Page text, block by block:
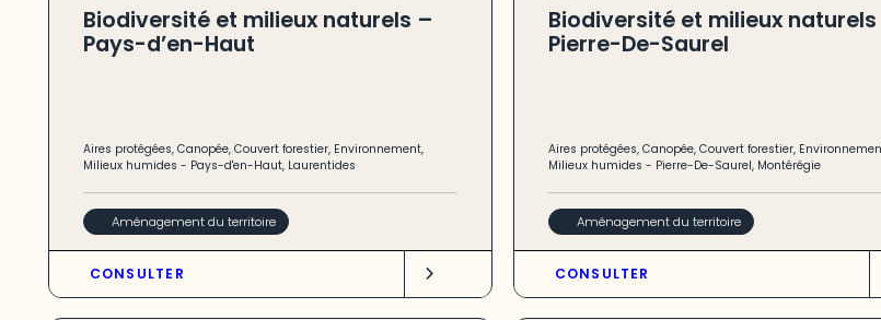
Biodiversité et milieux naturels –
Pays-d’en-Haut
Aires protégées, Canopée, Couvert forestier, Environnement,
Milieux humides - Pays-d'en-Haut, Laurentides
Aménagement du territoire
CONSULTER
Biodiversité et milieux
Pierre-De-Saurel
Aires protégées, Canopée, Couvert forestier,
Milieux humides - Pierre-De-Saurel, Montérégie
Aménagement du territoire
CONSULTER